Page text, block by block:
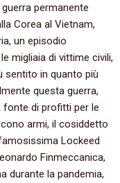
permanente
Corea al Vietnam,
un episodio
migliaia di vittime civili,
sentito in quanto più
questa guerra,
fonte di profitti per le
armi, il cosiddetto
Lockeed
Finmeccanica,
durante la pandemia,